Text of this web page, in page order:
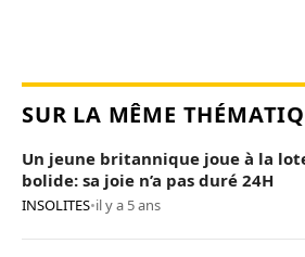
SUR LA MÊME
Un jeune britannique joue à la
bolide: sa joie n’a pas duré 24H
INSOLITES•il y a 5 ans